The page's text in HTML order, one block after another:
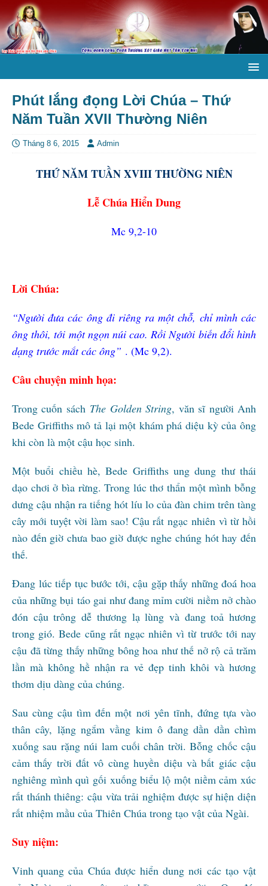
Phút lắng đọng Lời Chúa – Thứ
Năm Tuần XVII Thường Niên
Tháng 8 6, 2015 Admin
THỨ NĂM TUẦN XVIII THƯỜNG NIÊN
Lễ Chúa Hiển Dung
Mc 9,2-10
Lời Chúa:
“Người đưa các ông đi riêng ra một chỗ, chỉ mình các
ông thôi, tới một ngọn núi cao. Rồi Người biến đổi hình
dạng trước mắt các ông” . (Mc 9,2).
Câu chuyện minh họa:
Trong cuốn sách The Golden String, văn sĩ người Anh
Bede Griffiths mô tả lại một khám phá diệu kỳ của ông
khi còn là một cậu học sinh.
Một buổi chiều hè, Bede Griffiths ung dung thư thái
dạo chơi ở bìa rừng. Trong lúc thơ thẩn một mình bỗng
dưng cậu nhận ra tiếng hót líu lo của đàn chim trên tàng
cây mới tuyệt vời làm sao! Cậu rất ngạc nhiên vì từ hồi
nào đến giờ chưa bao giờ được nghe chúng hót hay đến
thế.
Đang lúc tiếp tục bước tới, cậu gặp thấy những đoá hoa
của những bụi táo gai như đang mỉm cười niềm nở chào
đón cậu trông dễ thương lạ lùng và đang toả hương
trong gió. Bede cũng rất ngạc nhiên vì từ trước tới nay
cậu đã từng thấy những bông hoa như thế nở rộ cả trăm
lần mà không hề nhận ra vẻ đẹp tinh khôi và hương
thơm dịu dàng của chúng.
Sau cùng cậu tìm đến một nơi yên tĩnh, đứng tựa vào
thân cây, lặng ngắm vầng kim ô đang dần dần chìm
xuống sau rặng núi lam cuối chân trời. Bỗng chốc cậu
cảm thấy trời đất vô cùng huyền diệu và bất giác cậu
nghiêng mình quì gối xuống biểu lộ một niềm cảm xúc
rất thánh thiêng: cậu vừa trải nghiệm được sự hiện diện
rất nhiệm mầu của Thiên Chúa trong tạo vật của Ngài.
Suy niệm:
Vinh quang của Chúa được hiển dung nơi các tạo vật